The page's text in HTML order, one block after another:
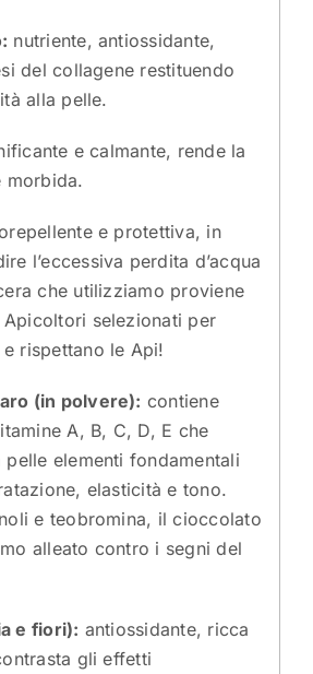
nutriente, antiossidante,
del collagene restituendo
alla pelle.
e calmante, rende la
morbida.
e protettiva, in
l’eccessiva perdita d’acqua
che utilizziamo proviene
Apicoltori selezionati per
rispettano le Api!
(in polvere): contiene
A, B, C, D, E che
elementi fondamentali
elasticità e tono.
e teobromina, il cioccolato
alleato contro i segni del
e fiori): antiossidante, ricca
gli effetti